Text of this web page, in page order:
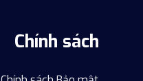
Chính sách